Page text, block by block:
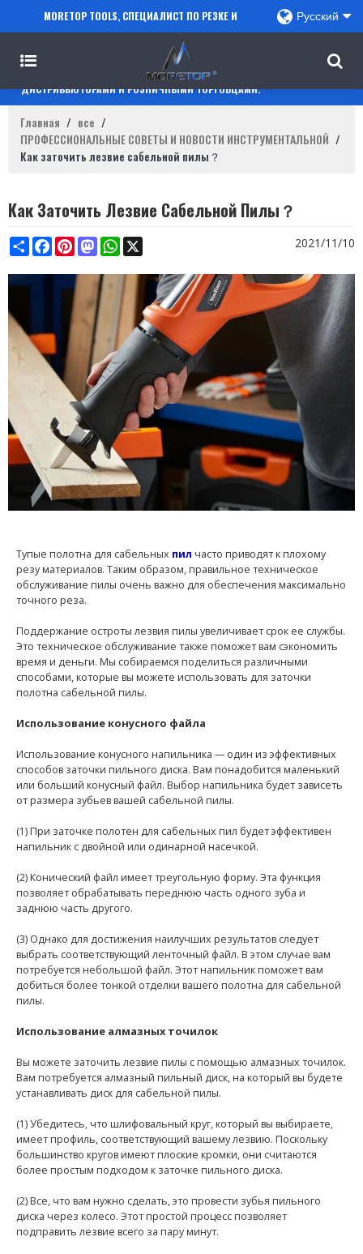
MORETOP TOOLS, СПЕЦИАЛИСТ ПО РЕЗКЕ И
СВЕРЛЕНИЮ, СОТРУДНИЧАЕТ С ПРОДАВЦАМИ
AMAZON, РЕГИОНАЛЬНЫМИ ОПТОВИКАМИ,
ДИСТРИБЬЮТОРАМИ И РОЗНИЧНЫМИ ТОРГОВЦАМИ.
Русский
Главная / все /
ПРОФЕССИОНАЛЬНЫЕ СОВЕТЫ И НОВОСТИ ИНСТРУМЕНТАЛЬНОЙ /
Как заточить лезвие сабельной пилы？
Как Заточить Лезвие Сабельной Пилы？
ShareFacebook
PinterestMastodonWhatsApp 2021/11/10
Тупые полотна для сабельных пил часто приводят к плохому
резу материалов. Таким образом, правильное техническое
обслуживание пилы очень важно для обеспечения максимально
точного реза.
Поддержание остроты лезвия пилы увеличивает срок ее службы.
Это техническое обслуживание также поможет вам сэкономить
время и деньги. Мы собираемся поделиться различными
способами, которые вы можете использовать для заточки
полотна сабельной пилы.
Использование конусного файла
Использование конусного напильника — один из эффективных
способов заточки пильного диска. Вам понадобится маленький
или больший конусный файл. Выбор напильника будет зависеть
от размера зубьев вашей сабельной пилы.
(1) При заточке полотен для сабельных пил будет эффективен
напильник с двойной или одинарной насечкой.
(2) Конический файл имеет треугольную форму. Эта функция
позволяет обрабатывать переднюю часть одного зуба и
заднюю часть другого.
(3) Однако для достижения наилучших результатов следует
выбрать соответствующий ленточный файл. В этом случае вам
потребуется небольшой файл. Этот напильник поможет вам
добиться более тонкой отделки вашего полотна для сабельной
пилы.
Использование алмазных точилок
Вы можете заточить лезвие пилы с помощью алмазных точилок.
Вам потребуется алмазный пильный диск, на который вы будете
устанавливать диск для сабельной пилы.
(1) Убедитесь, что шлифовальный круг, который вы выбираете,
имеет профиль, соответствующий вашему лезвию. Поскольку
большинство кругов имеют плоские кромки, они считаются
более простым подходом к заточке пильного диска.
(2) Все, что вам нужно сделать, это провести зубья пильного
диска через колесо. Этот простой процесс позволяет
подправить лезвие всего за пару минут.